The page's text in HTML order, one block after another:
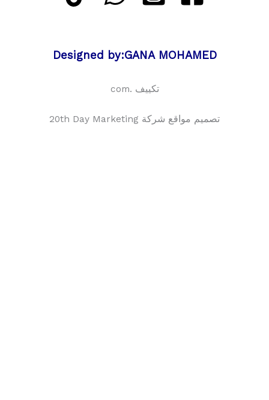
Designed by:GANA MOHAMED
تكييف .com
تصميم مواقع شركة 20th Day Marketing